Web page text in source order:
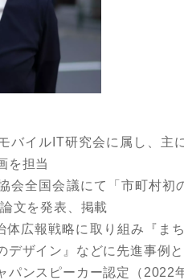
バイルIT研究会に属し、
を担当
会全国会議にて「市町村
文を発表、掲載
体広報戦略に取り組み『
デザイン』などに先進事例
パンスピーカー認定（2022